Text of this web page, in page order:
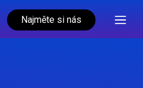
Najměte si nás